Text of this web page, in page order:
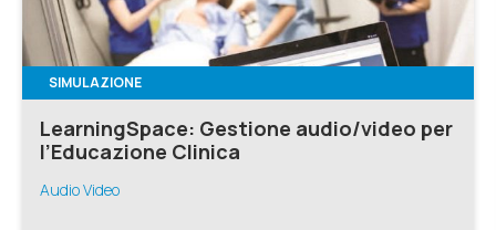
SIMULAZIONE
LearningSpace: Gestione audio/video per
l’Educazione Clinica
Audio Video